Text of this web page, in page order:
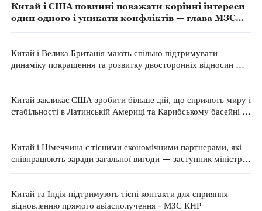
Китай і США повинні поважати корінні інтереси
один одного і уникати конфліктів — глава МЗС
Китай і Велика Британія мають спільно підтримувати
динаміку покращення та розвитку двосторонніх відносин —
Китай закликає США зробити більше дій, що сприяють миру і
стабільності в Латинській Америці та Карибському басейні —
Китай і Німеччина є тісними економічними партнерами, які
співпрацюють заради загальної вигоди — заступник міністра
Китай та Індія підтримують тісні контакти для сприяння
відновленню прямого авіасполучення - МЗС КНР